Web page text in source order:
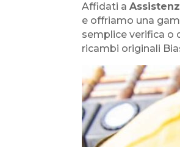
Affidati a
e offriamo una
semplice verifica o
ricambi originali